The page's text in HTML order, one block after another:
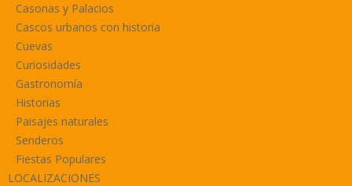
Casonas y Palacios
Cascos urbanos con historia
Cuevas
Curiosidades
Gastronomía
Historias
Paisajes naturales
Senderos
Fiestas Populares
LOCALIZACIONES